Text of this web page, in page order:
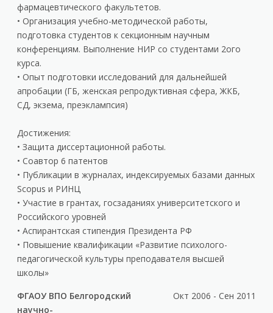
фармацевтического факультетов.
• Организация учебно-методической работы,
подготовка студентов к секционным научным
конференциям. Выполнение НИР со студентами 2ого
курса.
• Опыт подготовки исследований для дальнейшей
апробации (ГБ, женская репродуктивная сфера, ЖКБ,
СД, экзема, преэклампсия)
Достижения:
• Защита диссертационной работы.
• Соавтор 6 патентов
• Публикации в журналах, индексируемых базами данных
Scopus и РИНЦ
• Участие в грантах, госзаданиях университетского и
Российского уровней
• Аспирантская стипендия Президента РФ
• Повышение квалификации «Развитие психолого-
педагогической культуры преподавателя высшей
школы»
ФГАОУ ВПО Белгородский
научно-
Окт 2006 - Сен 2011